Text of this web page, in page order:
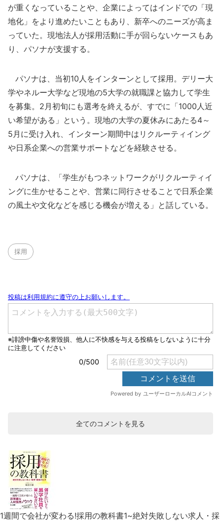
が重くなっていることや、企業によってはインドでの「現
地化」をより進めたいこともあり、新卒へのニーズが高ま
っていた。現地法人が採用活動に手が回らないケースもあ
り、パソナが支援する。
パソナは、当初10人をインターンとして採用。デリー大
学やネルー大学など現地の5大学の就職課と協力して学生
を募集。2月初旬にも選考を終えるが、すでに「1000人近
い希望がある」という。現地の大学の夏休みにあたる4～
5月に受け入れ、インターン期間中はリクルーティイング
や日系企業への営業サポートなどを経験させる。
パソナは、「学生がもつネットワークがリクルーティイ
ングに生かせることや、営業に同行させることで日系企業
の風土や文化などを感じる機会が増える」と話している。
採用
全てのコメントを見る
1週間で会社が変わる!採用の教科書1~絶対失敗しない求人・採